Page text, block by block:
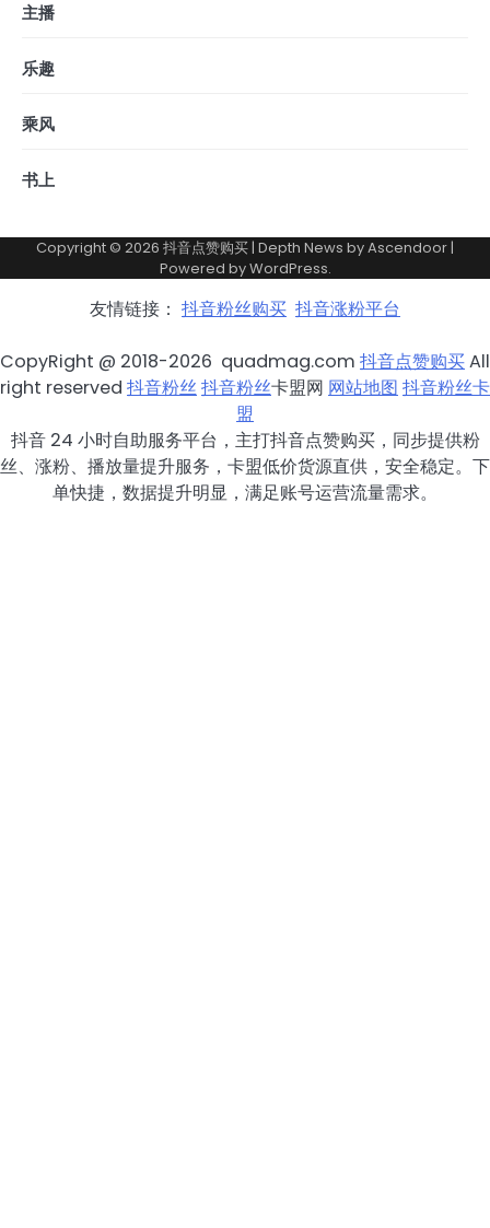
主播
乐趣
乘风
书上
Copyright © 2026 抖音点赞购买 | Depth News byAscendoor |
Powered byWordPress.
友情链接： 抖音粉丝购买 抖音涨粉平台
CopyRight @ 2018-2026 quadmag.com 抖音点赞购买All
right reserved 抖音粉丝抖音粉丝卡盟网 网站地图 抖音粉丝卡
盟
抖音 24 小时自助服务平台，主打抖音点赞购买，同步提供粉
丝、涨粉、播放量提升服务，卡盟低价货源直供，安全稳定。下
单快捷，数据提升明显，满足账号运营流量需求。